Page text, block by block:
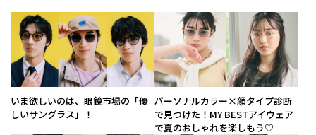
いま欲しいのは、眼鏡市場の「優
しいサングラス」！
パーソナルカラー×顔タイプ診断
で見つけた！MY BESTアイウェア
で夏のおしゃれを楽しもう♡